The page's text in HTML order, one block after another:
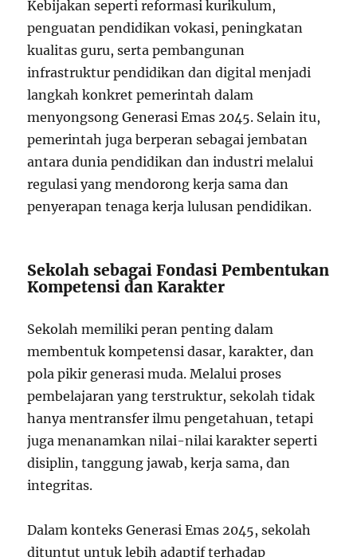
Kebijakan seperti reformasi kurikulum,
penguatan pendidikan vokasi, peningkatan
kualitas guru, serta pembangunan
infrastruktur pendidikan dan digital menjadi
langkah konkret pemerintah dalam
menyongsong Generasi Emas 2045. Selain itu,
pemerintah juga berperan sebagai jembatan
antara dunia pendidikan dan industri melalui
regulasi yang mendorong kerja sama dan
penyerapan tenaga kerja lulusan pendidikan.
Sekolah sebagai Fondasi Pembentukan
Kompetensi dan Karakter
Sekolah memiliki peran penting dalam
membentuk kompetensi dasar, karakter, dan
pola pikir generasi muda. Melalui proses
pembelajaran yang terstruktur, sekolah tidak
hanya mentransfer ilmu pengetahuan, tetapi
juga menanamkan nilai-nilai karakter seperti
disiplin, tanggung jawab, kerja sama, dan
integritas.
Dalam konteks Generasi Emas 2045, sekolah
dituntut untuk lebih adaptif terhadap